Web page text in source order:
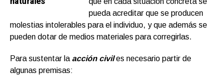
pueda acreditar que se producen
molestias intolerables para el individuo, y que además se
pueden dotar de medios materiales para corregirlas.
Para sustentar la acción civiles necesario partir de
algunas premisas: